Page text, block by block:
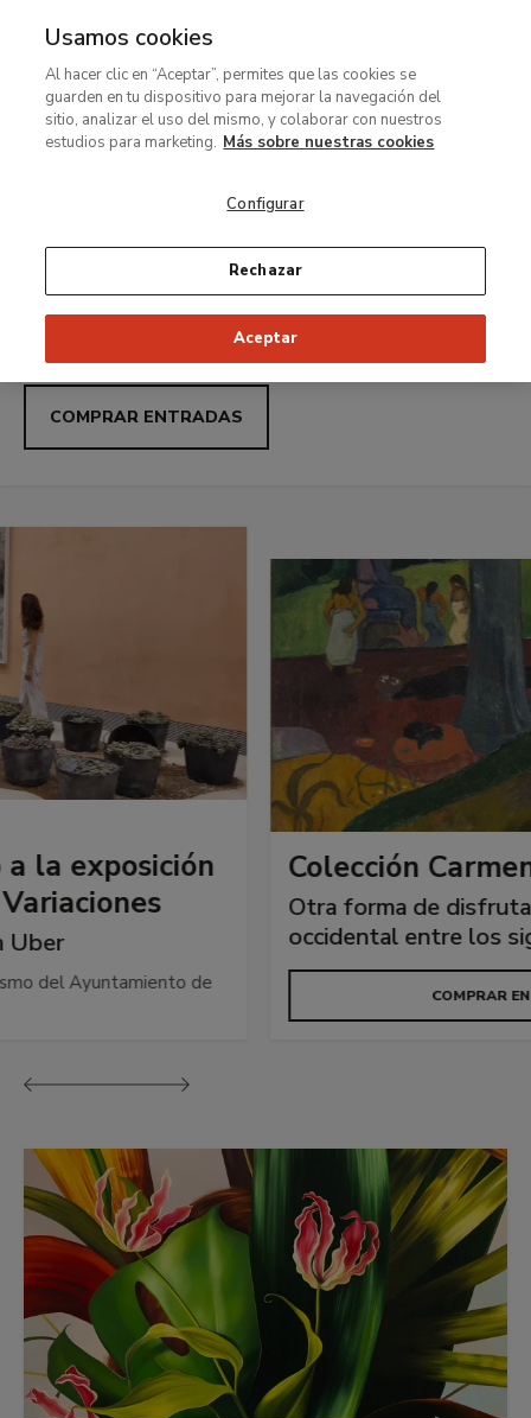
MENÚ
contenido
principal
Thyssen-
Bornemisza
Nacional
Noches Thyssen con Uber: sábados acceso gratuito de
21:00 a 23:00
Carmen Laffón.
Variaciones
Exposición temporal
Del 23 de junio al 27 de septiembre de 2026
COMPRAR ENTRADAS
Colección Carmen Thyssen
Otra forma de disfrutar del arte
occidental entre los siglos XVII y XX
AnteriorSiguiente
Usamos cookies
Al hacer clic en “Aceptar”, permites que las cookies se
guarden en tu dispositivo para mejorar la navegación del
sitio, analizar el uso del mismo, y colaborar con nuestros
estudios para marketing. Más sobre nuestras cookies
Configurar
Rechazar
Aceptar